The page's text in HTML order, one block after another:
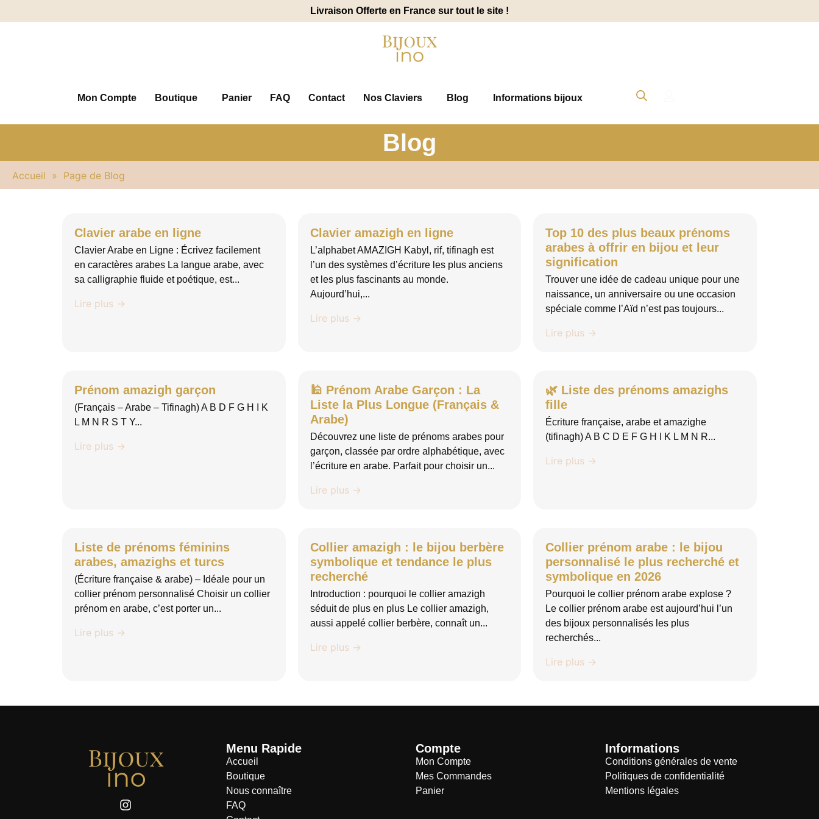
Livraison Offerte en France sur tout le site !
Mon Compte Boutique Panier FAQ Contact Nos Claviers Blog Informations bijoux
Blog
Accueil » Page de Blog
Clavier arabe en ligne
Clavier Arabe en Ligne : Écrivez facilement
en caractères arabes La langue arabe, avec
sa calligraphie fluide et poétique, est...
Lire plus →
Clavier amazigh en ligne
L’alphabet AMAZIGH Kabyl, rif, tifinagh est
l’un des systèmes d’écriture les plus anciens
et les plus fascinants au monde.
Aujourd’hui,...
Lire plus →
Top 10 des plus beaux prénoms
arabes à offrir en bijou et leur
signification
Trouver une idée de cadeau unique pour une
naissance, un anniversaire ou une occasion
spéciale comme l’Aïd n’est pas toujours...
Lire plus →
Prénom amazigh garçon
(Français – Arabe – Tifinagh) A B D F G H I K
L M N R S T Y...
Lire plus →
🕌 Prénom Arabe Garçon : La
Liste la Plus Longue (Français &
Arabe)
Découvrez une liste de prénoms arabes pour
garçon, classée par ordre alphabétique, avec
l’écriture en arabe. Parfait pour choisir un...
Lire plus →
🌿 Liste des prénoms amazighs
fille
Écriture française, arabe et amazighe
(tifinagh) A B C D E F G H I K L M N R...
Lire plus →
Liste de prénoms féminins
arabes, amazighs et turcs
(Écriture française & arabe) – Idéale pour un
collier prénom personnalisé Choisir un collier
prénom en arabe, c’est porter un...
Lire plus →
Collier amazigh : le bijou berbère
symbolique et tendance le plus
recherché
Introduction : pourquoi le collier amazigh
séduit de plus en plus Le collier amazigh,
aussi appelé collier berbère, connaît un...
Lire plus →
Collier prénom arabe : le bijou
personnalisé le plus recherché et
symbolique en 2026
Pourquoi le collier prénom arabe explose ?
Le collier prénom arabe est aujourd’hui l’un
des bijoux personnalisés les plus
recherchés...
Lire plus →
Menu Rapide
Accueil
Boutique
Nous connaître
FAQ
Compte
Mon Compte
Mes Commandes
Panier
Informations
Conditions générales de vente
Politiques de confidentialité
Mentions légales